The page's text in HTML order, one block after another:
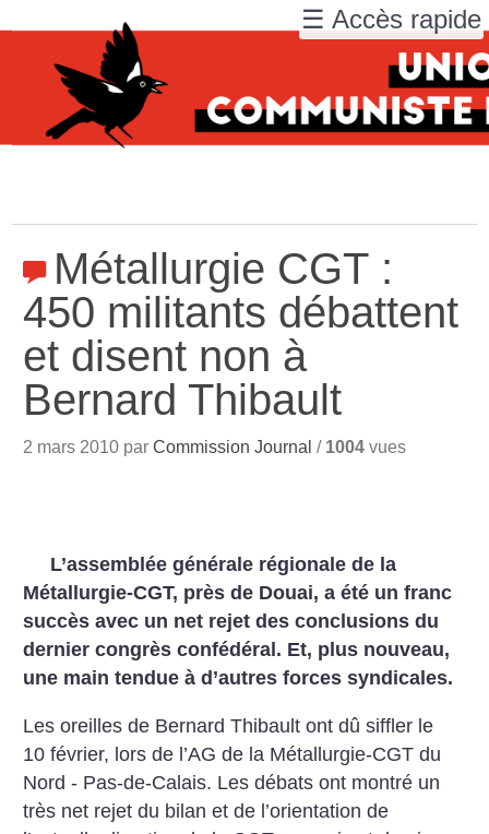
Métallurgie CGT :
450 militants débattent
et disent non à
Bernard Thibault
2 mars 2010 parCommission Journal / 1004 vues
L’assemblée générale régionale de la
Métallurgie-CGT, près de Douai, a été un franc
succès avec un net rejet des conclusions du
dernier congrès confédéral. Et, plus nouveau,
une main tendue à d’autres forces syndicales.
Les oreilles de Bernard Thibault ont dû siffler le
10 février, lors de l’AG de la Métallurgie-CGT du
Nord - Pas-de-Calais. Les débats ont montré un
très net rejet du bilan et de l’orientation de
☰ Accès rapide